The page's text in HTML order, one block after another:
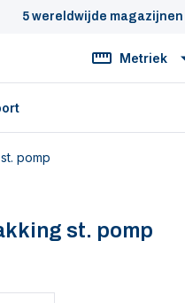
5 wereldwijde magazijnen
Metriek
pomp
st. pomp